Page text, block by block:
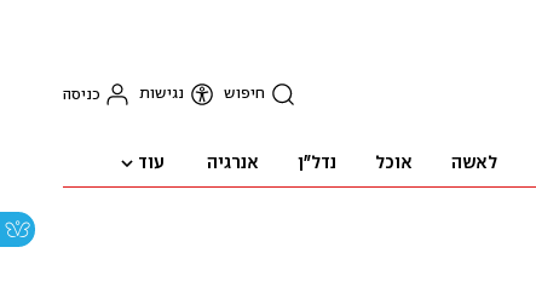
חיפוש נגישות כניסה
לאשה אוכל נדל"ן אנרגיה עוד